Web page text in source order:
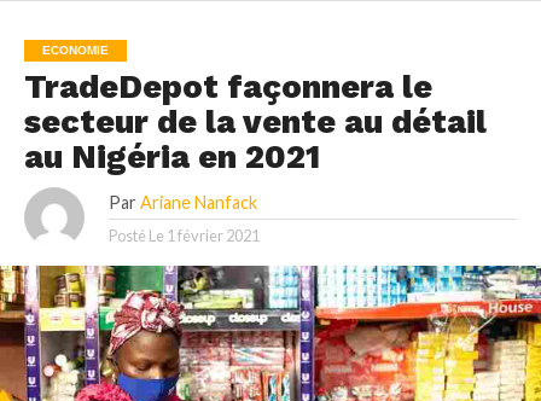
ECONOMIE
TradeDepot façonnera le
secteur de la vente au détail
au Nigéria en 2021
Par Ariane Nanfack
Posté Le 1 février 2021